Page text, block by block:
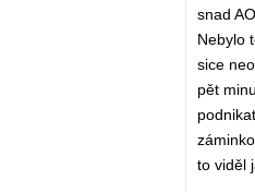
snad
Nebylo
sice
pět
to viděl